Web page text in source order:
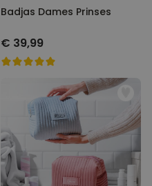
Badjas Dames Prinses
€ 39,99